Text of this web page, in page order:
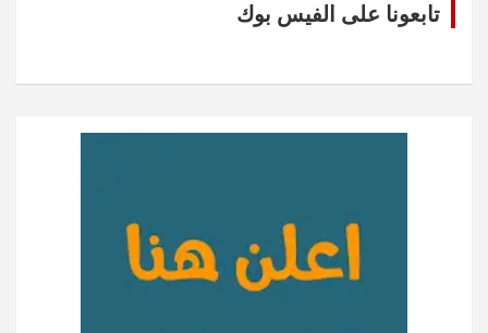
تابعونا على الفيس بوك